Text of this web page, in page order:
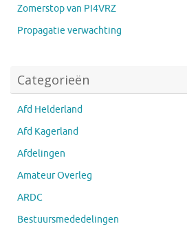
Zomerstop van PI4VRZ
Propagatie verwachting
Categorieën
Afd Helderland
Afd Kagerland
Afdelingen
Amateur Overleg
ARDC
Bestuursmededelingen